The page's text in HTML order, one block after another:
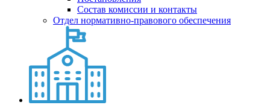
Состав комиссии и контакты
Отдел нормативно-правового обеспечения